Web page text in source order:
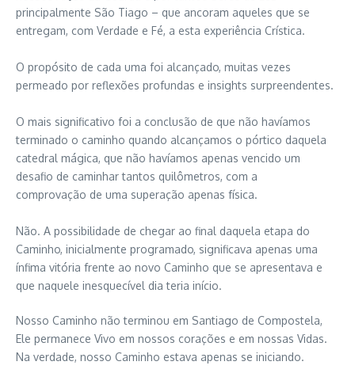
principalmente São Tiago – que ancoram aqueles que se
entregam, com Verdade e Fé, a esta experiência Crística.
O propósito de cada uma foi alcançado, muitas vezes
permeado por reflexões profundas e insights surpreendentes.
O mais significativo foi a conclusão de que não havíamos
terminado o caminho quando alcançamos o pórtico daquela
catedral mágica, que não havíamos apenas vencido um
desafio de caminhar tantos quilômetros, com a
comprovação de uma superação apenas física.
Não. A possibilidade de chegar ao final daquela etapa do
Caminho, inicialmente programado, significava apenas uma
ínfima vitória frente ao novo Caminho que se apresentava e
que naquele inesquecível dia teria início.
Nosso Caminho não terminou em Santiago de Compostela,
Ele permanece Vivo em nossos corações e em nossas Vidas.
Na verdade, nosso Caminho estava apenas se iniciando.